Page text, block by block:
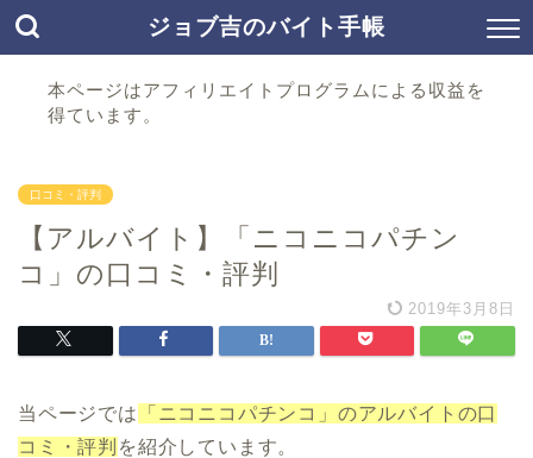
ジョブ吉のバイト手帳
本ページはアフィリエイトプログラムによる収益を
得ています。
口コミ・評判
【アルバイト】「ニコニコパチン
コ」の口コミ・評判
2019年3月8日
当ページでは
「ニコニコパチンコ」のアルバイトの口
コミ・評判 を紹介しています。